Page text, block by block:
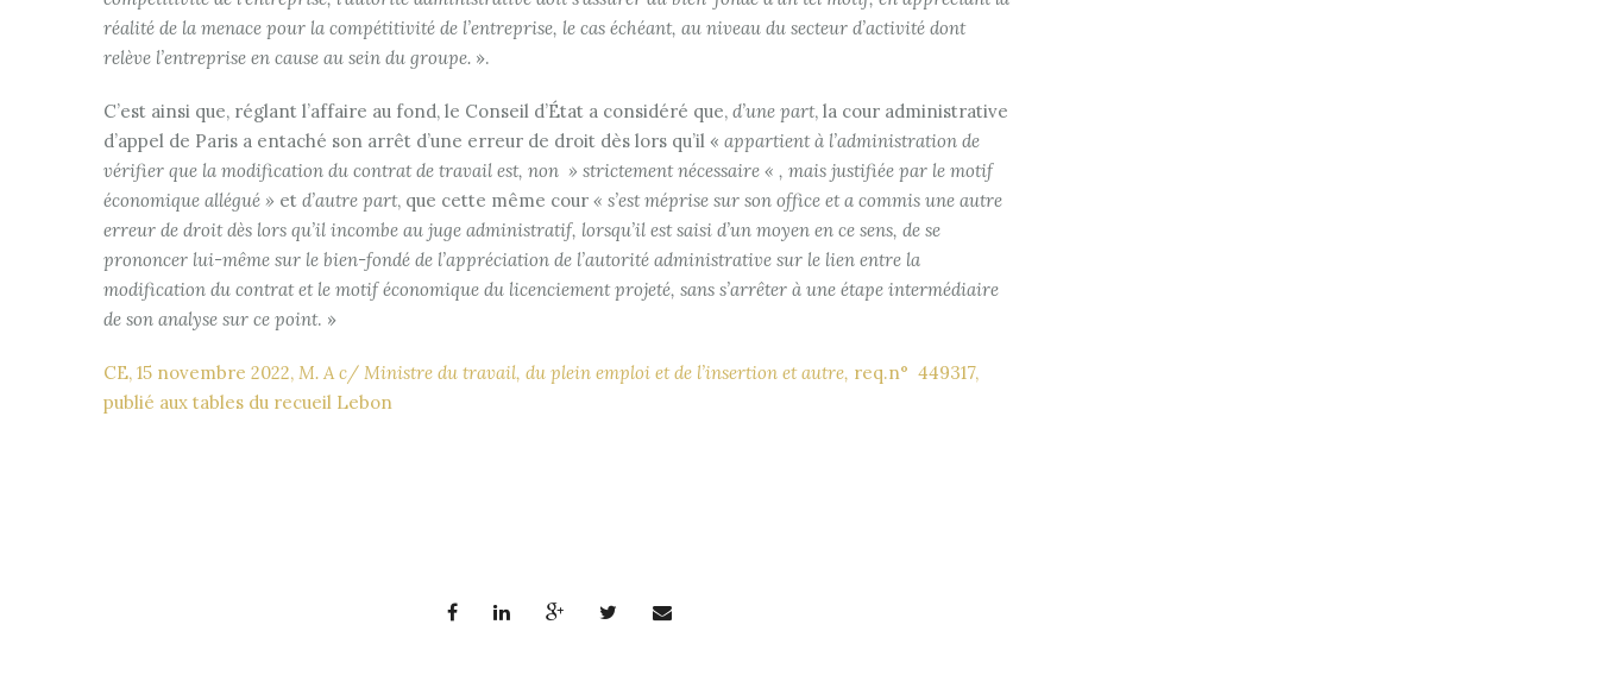
réalité de la menace pour la compétitivité de l’entreprise, le cas échéant, au niveau du secteur d’activité dont
relève l’entreprise en cause au sein du groupe. ».
C’est ainsi que, réglant l’affaire au fond, le Conseil d’État a considéré que, d’une part, la cour administrative
d’appel de Paris a entaché son arrêt d’une erreur de droit dès lors qu’il « appartient à l’administration de
vérifier que la modification du contrat de travail est, non » strictement nécessaire « , mais justifiée par le motif
économique allégué » et d’autre part, que cette même cour « s’est méprise sur son office et a commis une autre
erreur de droit dès lors qu’il incombe au juge administratif, lorsqu’il est saisi d’un moyen en ce sens, de se
prononcer lui-même sur le bien-fondé de l’appréciation de l’autorité administrative sur le lien entre la
modification du contrat et le motif économique du licenciement projeté, sans s’arrêter à une étape intermédiaire
de son analyse sur ce point. »
CE, 15 novembre 2022, M. A c/ Ministre du travail, du plein emploi et de l’insertion et autre, req.n° 449317,
publié aux tables du recueil Lebon